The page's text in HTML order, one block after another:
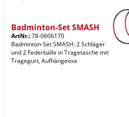
Badminton-Set SMASH
ArtNr.:78-0606170
Badminton-Set SMASH: 2 Schläger
und 2 Federbälle in Tragetasche mit
Tragegurt, Aufhängeöse